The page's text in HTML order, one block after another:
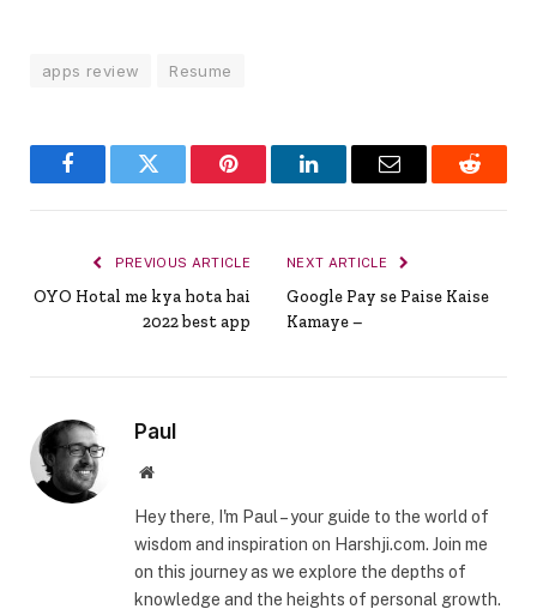
apps review Resume
FacebookTwitter Pinterest LinkedInEmail Reddit
PREVIOUS ARTICLE
OYO Hotal me kya hota hai
2022 best app
NEXT ARTICLE
Google Pay se Paise Kaise
Kamaye –
Paul
Website
Hey there, I'm Paul – your guide to the world of
wisdom and inspiration on Harshji.com. Join me
on this journey as we explore the depths of
knowledge and the heights of personal growth.